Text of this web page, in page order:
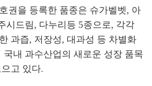
권을 등록한 품종은 슈가벨벳, 아
시드림, 다누리등 5종으로, 각각
과즙, 저장성, 대과성 등 차별화
국내 과수산업의 새로운 성장 품목
고 있다.